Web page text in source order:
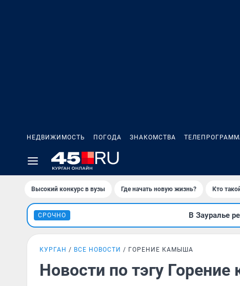
НЕДВИЖИМОСТЬ ПОГОДА ЗНАКОМСТВА
Высокий конкурс в вузы Где начать новую жизнь? Кто
СРОЧНО В Зауралье
КУРГАН ВСЕ НОВОСТИ ГОРЕНИЕ КАМЫША
Новости по тэгу